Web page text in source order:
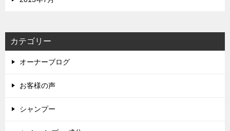
カテゴリー
オーナーブログ
お客様の声
シャンプー